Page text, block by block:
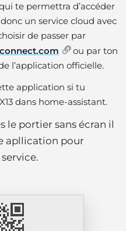
te permettra d’accéder
un service cloud avec
de passer par
ou par ton
l’application officielle.
application si tu
dans home-assistant.
le portier sans écran il
apllication pour